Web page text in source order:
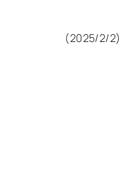
(2025/2/2)